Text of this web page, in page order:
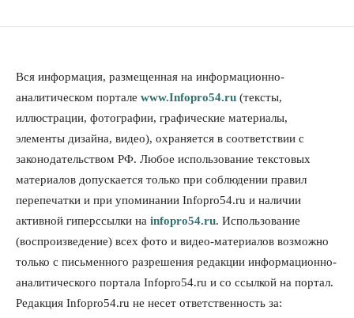
07 Августа 2026, 14:00
Власть
В Новосибирске многодетным семьям вручили
07 Августа 2026, 13:55
Авто Общество
Треть автовладельцев в Новосибирской области
«поставили машины на прикол»
07 Августа 2026, 13:00
Госдумы контролируют работы на социальных объектах
07 Августа 2026, 12:35
Вся информация, размещенная на информационно-
аналитическом портале www.Infopro54.ru (тексты,
иллюстрации, фотографии, графические материалы,
элементы дизайна, видео), охраняется в соответствии с
законодательством РФ. Любое использование текстовых
материалов допускается только при соблюдении правил
перепечатки и при упоминании Infopro54.ru и наличии
активной гиперссылки на infopro54.ru. Использование
(воспроизведение) всех фото и видео-материалов возможно
только с письменного разрешения редакции информационно-
аналитического портала Infopro54.ru и со ссылкой на портал.
Редакция Infopro54.ru не несет ответственность за: